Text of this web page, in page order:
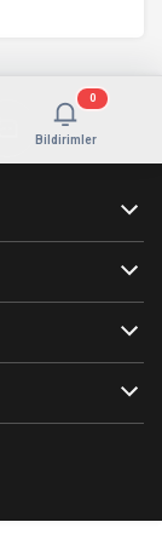
Bildirimler
0